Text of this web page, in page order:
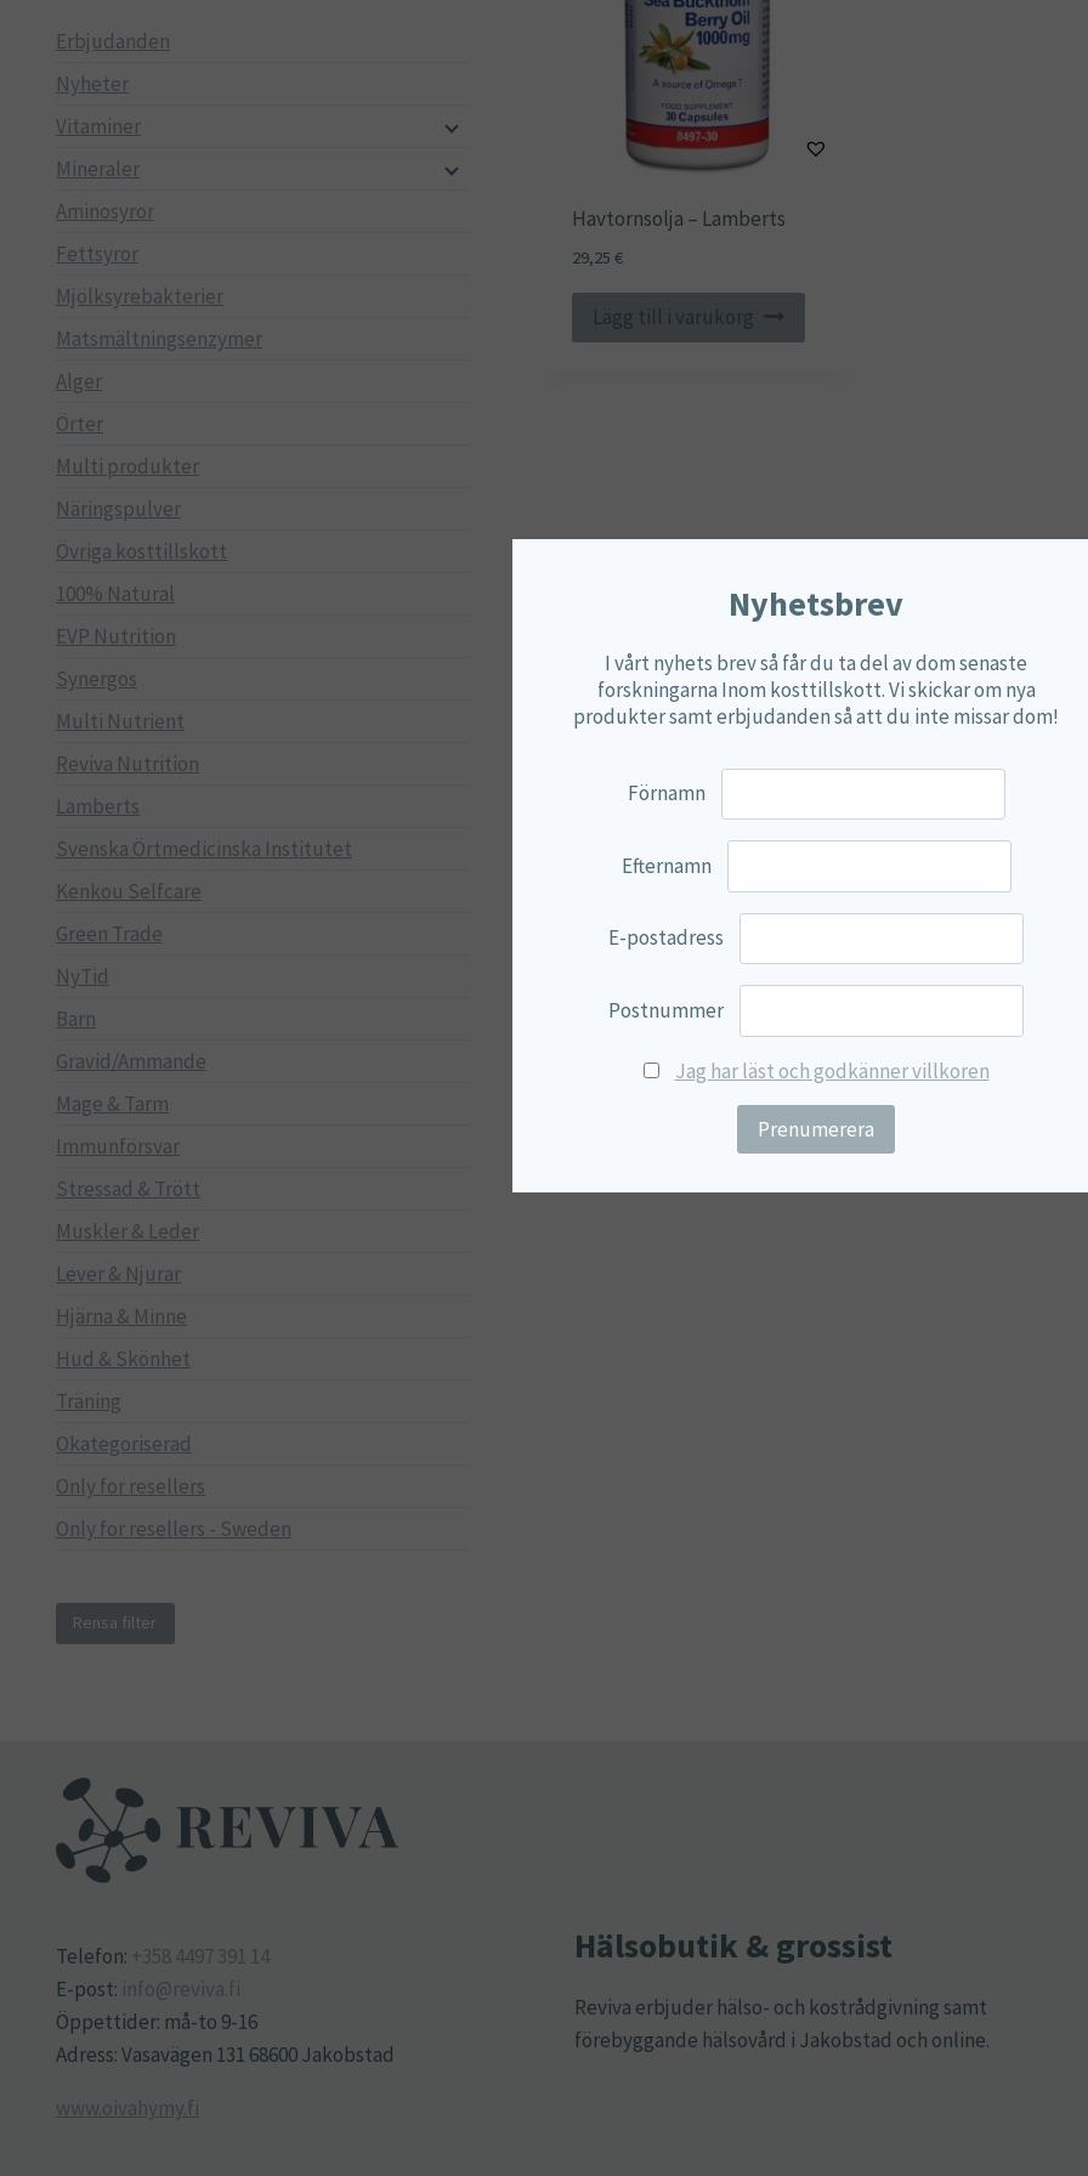
Havtornsolja – Lamberts
29,25 €
Lägg till i varukorg
Erbjudanden
Nyheter
Vitaminer
Mineraler
Aminosyror
Fettsyror
Mjölksyrebakterier
Matsmältningsenzymer
Alger
Örter
Multi produkter
Näringspulver
Övriga kosttillskott
100% Natural
EVP Nutrition
Synergos
Multi Nutrient
Reviva Nutrition
Lamberts
Svenska Örtmedicinska Institutet
Kenkou Selfcare
Green Trade
NyTid
Barn
Gravid/Ammande
Mage & Tarm
Immunförsvar
Stressad & Trött
Muskler & Leder
Lever & Njurar
Hjärna & Minne
Hud & Skönhet
Träning
Okategoriserad
Only for resellers
Only for resellers - Sweden
Rensa filter
Telefon: +358 4497 391 14
E-post: info@reviva.fi
Öppettider: må-to 9-16
Adress: Vasavägen 131 68600 Jakobstad
www.oivahymy.fi
Hälsobutik & grossist
Reviva erbjuder hälso- och kostrådgivning samt
förebyggande hälsovård i Jakobstad och online.
Nyhetsbrev
I vårt nyhets brev så får du ta del av dom senaste
forskningarna Inom kosttillskott. Vi skickar om nya
produkter samt erbjudanden så att du inte missar dom!
Förnamn
Efternamn
E-postadress
Postnummer
Jag har läst och godkänner villkoren